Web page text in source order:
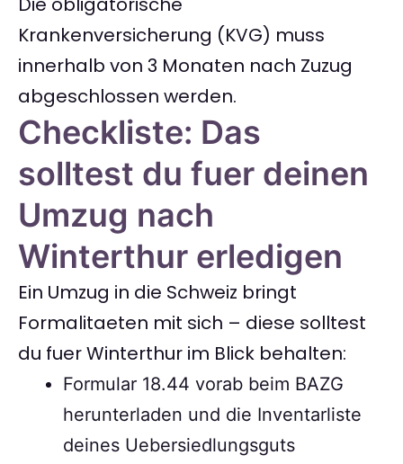
Krankenversicherung (KVG) muss
innerhalb von 3 Monaten nach Zuzug
abgeschlossen werden.
Checkliste: Das
solltest du fuer deinen
Umzug nach
Winterthur erledigen
Ein Umzug in die Schweiz bringt
Formalitaeten mit sich – diese solltest
du fuer Winterthur im Blick behalten:
Formular 18.44 vorab beim BAZG
herunterladen und die Inventarliste
deines Uebersiedlungsguts